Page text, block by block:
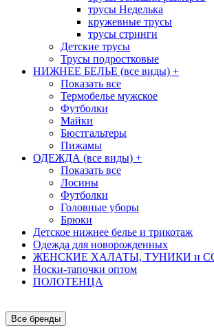
трусы Неделька
кружевные трусы
трусы стринги
Детские трусы
Трусы подростковые
НИЖНЕЕ БЕЛЬЕ (все виды) +
Показать все
Термобелье мужское
Футболки
Майки
Бюстгальтеры
Пижамы
ОДЕЖДА (все виды) +
Показать все
Лосины
Футболки
Головные уборы
Брюки
Детское нижнее белье и трикотаж
Одежда для новорожденных
ЖЕНСКИЕ ХАЛАТЫ, ТУНИКИ и
Носки-тапочки оптом
ПОЛОТЕНЦА
Все бренды